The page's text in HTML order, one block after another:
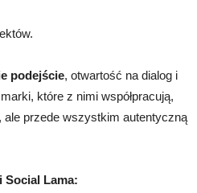
podejście, otwartość na dialog i
które z nimi współpracują,
przede wszystkim autentyczną
Social Lama: